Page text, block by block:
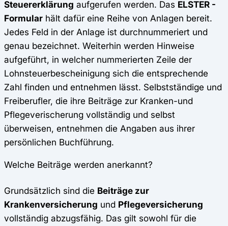
Steuererklärung aufgerufen werden. Das ELSTER -
Formular hält dafür eine Reihe von Anlagen bereit.
Jedes Feld in der Anlage ist durchnummeriert und
genau bezeichnet. Weiterhin werden Hinweise
aufgeführt, in welcher nummerierten Zeile der
Lohnsteuerbescheinigung sich die entsprechende
Zahl finden und entnehmen lässt. Selbstständige und
Freiberufler, die ihre Beiträge zur Kranken-und
Pflegeverischerung vollständig und selbst
überweisen, entnehmen die Angaben aus ihrer
persönlichen Buchführung.
Welche Beiträge werden anerkannt?
Grundsätzlich sind die Beiträge zur
Krankenversicherung und Pflegeversicherung
vollständig abzugsfähig. Das gilt sowohl für die